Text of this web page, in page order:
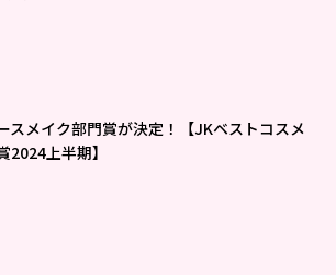
スメイク部門賞が決定！【JKベストコスメ
2024上半期】